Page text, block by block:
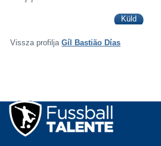
Vissza profilja Gíl Bastião Días